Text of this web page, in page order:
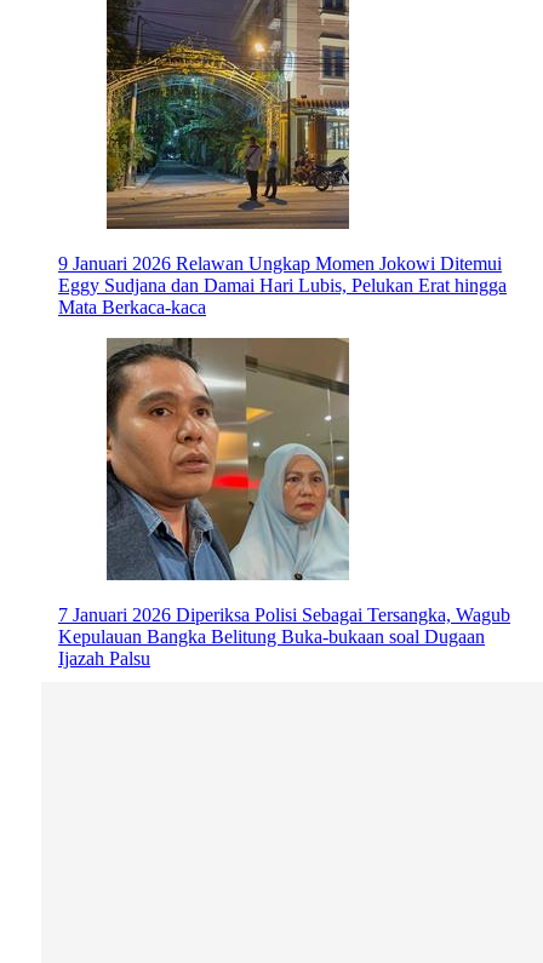
9 Januari 2026 Relawan Ungkap Momen Jokowi Ditemui
Eggy Sudjana dan Damai Hari Lubis, Pelukan Erat hingga
Mata Berkaca-kaca
7 Januari 2026 Diperiksa Polisi Sebagai Tersangka, Wagub
Kepulauan Bangka Belitung Buka-bukaan soal Dugaan
Ijazah Palsu